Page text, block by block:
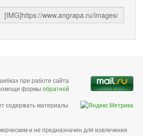
при работе сайта
формы обратной
содержать материалы
и не предназначен для извлечения